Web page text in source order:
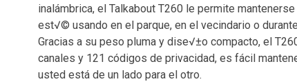
inalámbrica, el Talkabout T260 le permite
est√© usando en el parque, en el vecindario o
Gracias a su peso pluma y dise√±o compacto, el
canales y 121 códigos de privacidad, es fácil
usted está de un lado para el otro.